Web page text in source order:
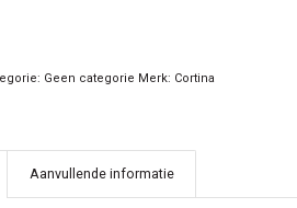
Geen categorie Merk: Cortina
Aanvullende informatie